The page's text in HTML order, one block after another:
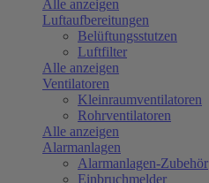
Alle anzeigen
Luftaufbereitungen
Belüftungsstutzen
Luftfilter
Alle anzeigen
Ventilatoren
Kleinraumventilatoren
Rohrventilatoren
Alle anzeigen
Alarmanlagen
Alarmanlagen-Zubehör
Einbruchmelder